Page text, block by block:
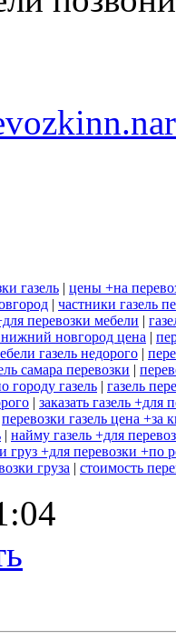
газель | цены +на
| частники газель
перевозки мебели |
нижний новгород цена |
газель недорого |
самара перевозки |
городу газель | газель
| заказать газель +для
перевозки газель цена +за
| найму газель +для
груз +для перевозки +по
груза | стоимость